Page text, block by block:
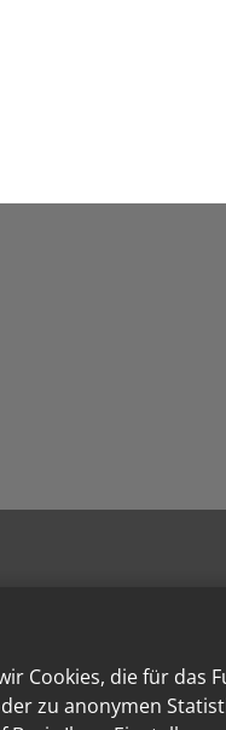
Cookies, die für
zu anonymen